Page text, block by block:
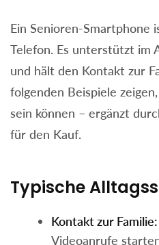
Ein Senioren-Smartphone
Telefon. Es unterstützt im
und hält den Kontakt zur
folgenden Beispiele
sein können – ergänzt
für den Kauf.
Typische
Kontakt zur Familie:
Videoanrufe